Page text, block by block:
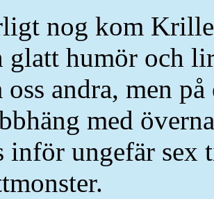
nog kom
glatt humör och
oss andra, men
med
inför ungefär sex